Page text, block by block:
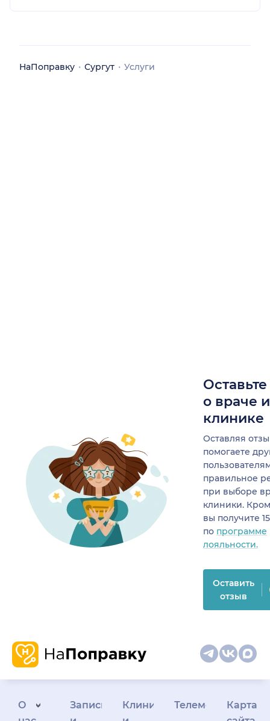
НаПоправку Сургут Услуги
о враче
клинике
Оставляя
помогаете
правильное
при выборе
клиники.
вы получите
по программе
лояльности.
Оставить
отзыв
О
Запись
КлиникамТелемедицина
Карта